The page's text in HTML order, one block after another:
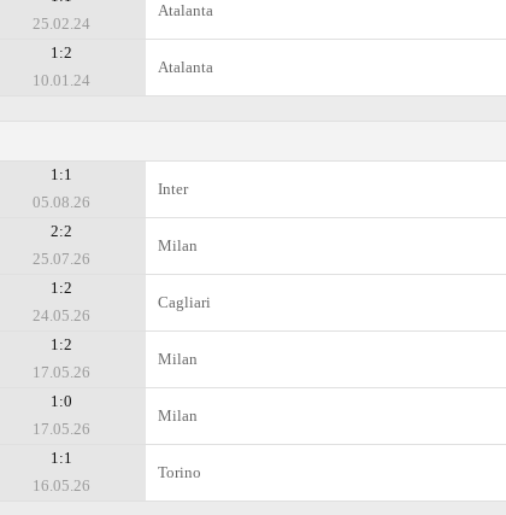
25.02.24
Atalanta
1:2
10.01.24
Atalanta
1:1
05.08.26
Inter
2:2
25.07.26
Milan
1:2
24.05.26
Cagliari
1:2
17.05.26
Milan
1:0
17.05.26
Milan
1:1
16.05.26
Torino